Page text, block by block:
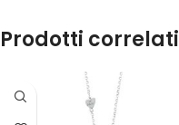
Prodotti correlati